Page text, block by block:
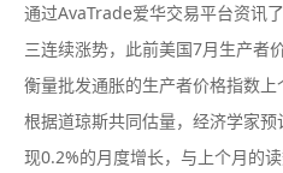
通过AvaTrade爱华交易平台资讯
三连续涨势，此前美国7月生产者
衡量批发通胀的生产者价格指数上
根据道琼斯共同估量，经济学家预
现0.2%的月度增长，与上个月的读